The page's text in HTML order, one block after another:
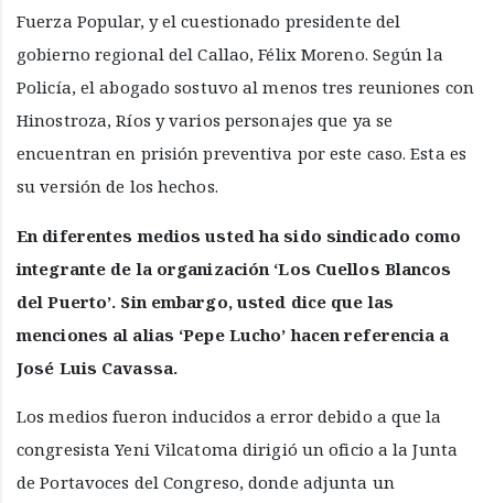
Fuerza Popular, y el cuestionado presidente del
gobierno regional del Callao, Félix Moreno. Según la
Policía, el abogado sostuvo al menos tres reuniones con
Hinostroza, Ríos y varios personajes que ya se
encuentran en prisión preventiva por este caso. Esta es
su versión de los hechos.
En diferentes medios usted ha sido sindicado como
integrante de la organización ‘Los Cuellos Blancos
del Puerto’. Sin embargo, usted dice que las
menciones al alias ‘Pepe Lucho’ hacen referencia a
José Luis Cavassa.
Los medios fueron inducidos a error debido a que la
congresista Yeni Vilcatoma dirigió un oficio a la Junta
de Portavoces del Congreso, donde adjunta un